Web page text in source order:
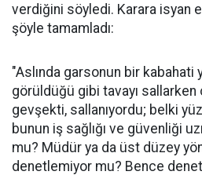
verdiğini söyledi. Karara isyan
şöyle tamamladı:
"Aslında garsonun bir kabahati
görüldüğü gibi tavayı sallarken
gevşekti, sallanıyordu; belki
bunun iş sağlığı ve güvenliği
mu? Müdür ya da üst düzey
denetlemiyor mu? Bence